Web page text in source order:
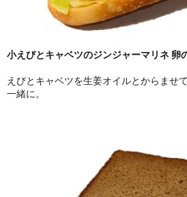
小えびとキャベツのジンジャーマリネ 卵
えびとキャベツを生姜オイルとからませ
一緒に。